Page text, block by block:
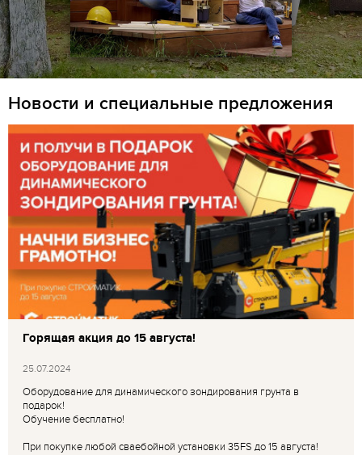
Новости и специальные предложения
Горящая акция до 15 августа!
25.07.2024
Оборудование для динамического зондирования грунта в
подарок!
Обучение бесплатно!
При покупке любой сваебойной установки 35FS до 15 августа!